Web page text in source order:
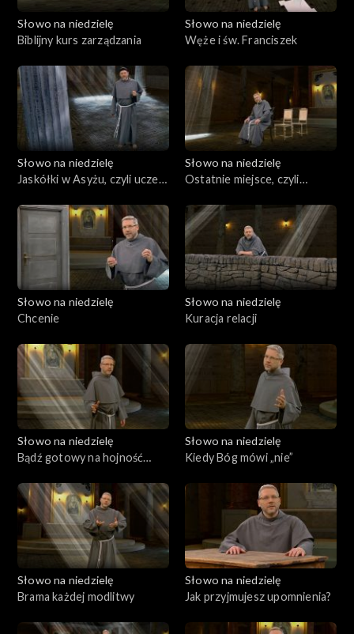
Słowo na niedzielę
Biblijny kurs zarządzania
Słowo na niedzielę
Węże i św. Franciszek
Słowo na niedzielę
Jaskółki w Asyżu, czyli uczeń
Słowo na niedzielę
Ostatnie miejsce, czyli
Słowo na niedzielę
Chcenie
Słowo na niedzielę
Kuracja relacji
Słowo na niedzielę
Bądź gotowy na hojność
Słowo na niedzielę
Kiedy Bóg mówi „nie”
Słowo na niedzielę
Brama każdej modlitwy
Słowo na niedzielę
Jak przyjmujesz upomnienia?